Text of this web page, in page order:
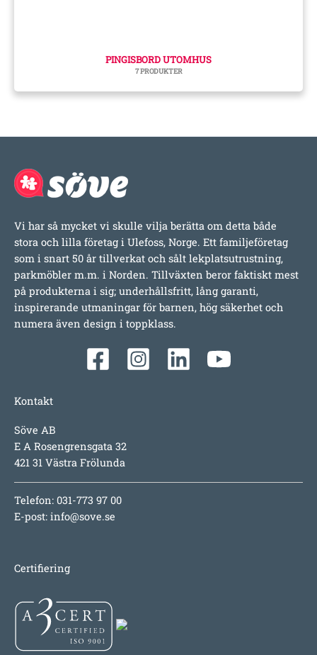
PINGISBORD UTOMHUS
7 PRODUKTER
Vi har så mycket vi skulle vilja berätta om detta både
stora och lilla företag i Ulefoss, Norge. Ett familjeföretag
som i snart 50 år tillverkat och sålt lekplatsutrustning,
parkmöbler m.m. i Norden. Tillväxten beror faktiskt mest
på produkterna i sig; underhållsfritt, lång garanti,
inspirerande utmaningar för barnen, hög säkerhet och
numera även design i toppklass.
Kontakt
Söve AB
E A Rosengrensgata 32
421 31 Västra Frölunda
Telefon: 031-773 97 00
E-post: info@sove.se
Certifiering